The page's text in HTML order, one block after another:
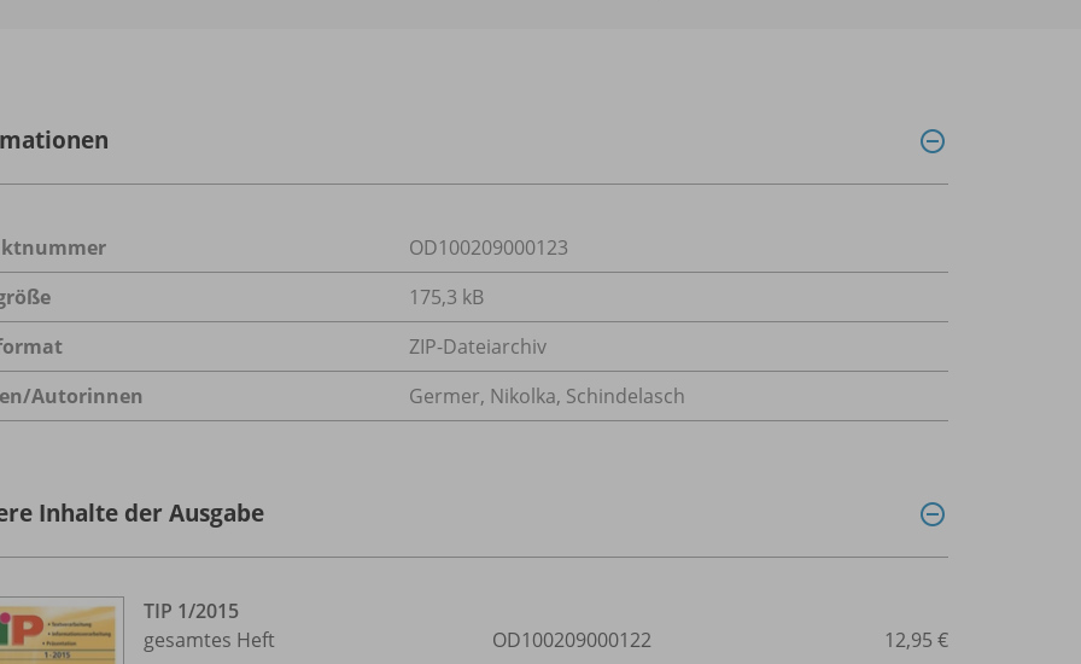
OD100209000123
175,3 kB
ZIP-Dateiarchiv
Autorinnen Germer, Nikolka, Schindelasch
Inhalte der Ausgabe
TIP 1/2015
gesamtes Heft
OD100209000122 12,95 €